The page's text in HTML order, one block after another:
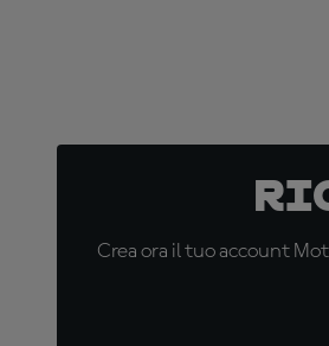
Crea ora il tuo account